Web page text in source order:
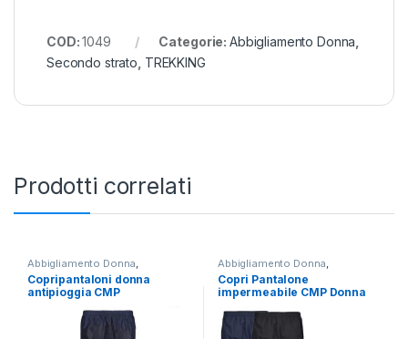
COD:1049 Categorie: Abbigliamento Donna
Secondo strato TREKKING
Prodotti correlati
Abbigliamento Donna
Pantaloni TREKKING
Copripantaloni donna
antipioggia CMP
Abbigliamento Donna
Pantaloni TREKKING ,
LIFESTYLE,Pantaloni
Copri Pantalone
impermeabile CMP Donna